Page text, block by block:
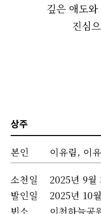
깊은 애도
진심
상주
본인 이유림, 이
소천일
2025년 9월
발인일
2025년 10
빈소
이천하늘공